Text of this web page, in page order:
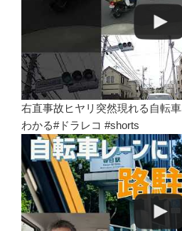
右直事故ヒヤリ突然現れる自転車
わかる#ドラレコ #shorts